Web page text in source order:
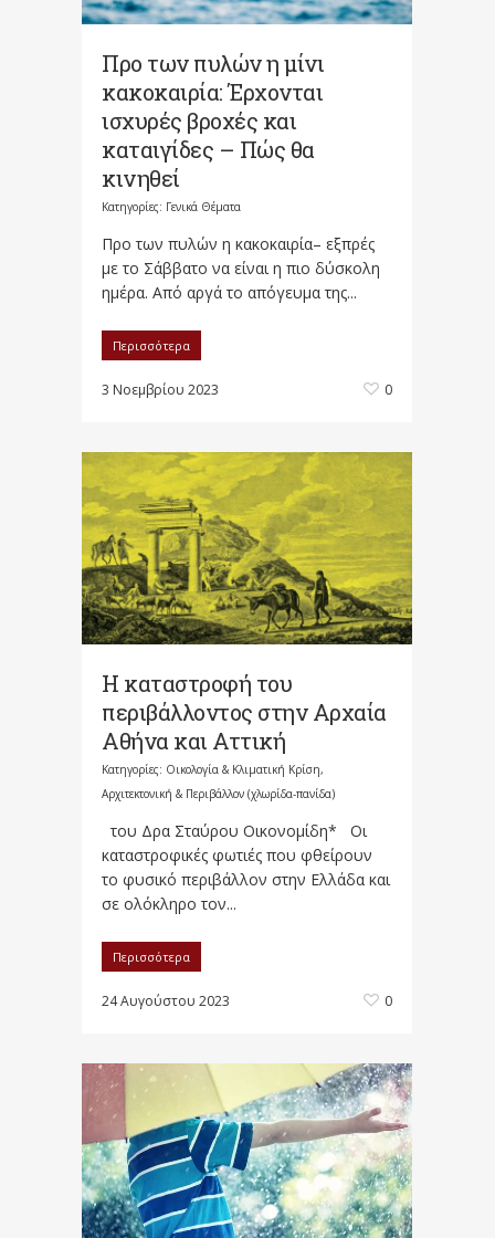
Προ των πυλών η μίνι
κακοκαιρία: Έρχονται
ισχυρές βροχές και
καταιγίδες – Πώς θα
κινηθεί
Κατηγορίες: Γενικά Θέματα
Προ των πυλών η κακοκαιρία– εξπρές
με το Σάββατο να είναι η πιο δύσκολη
ημέρα. Από αργά το απόγευμα της...
Περισσότερα
3 Νοεμβρίου 2023 0
Η καταστροφή του
περιβάλλοντος στην Αρχαία
Αθήνα και Αττική
Κατηγορίες: Οικολογία & Κλιματική Κρίση,
Αρχιτεκτονική & Περιβάλλον (χλωρίδα-πανίδα)
του Δρα Σταύρου Οικονομίδη* Οι
καταστροφικές φωτιές που φθείρουν
το φυσικό περιβάλλον στην Ελλάδα και
σε ολόκληρο τον...
Περισσότερα
24 Αυγούστου 2023 0